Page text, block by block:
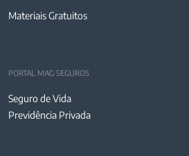
Materiais Gratuitos
PORTAL MAG SEGUROS
Seguro de Vida
Previdência Privada